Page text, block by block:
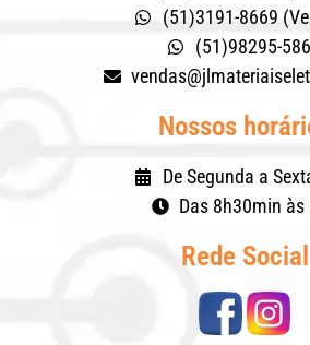
(51)3191-8669
(51)98295-
Nossos
De Segunda a
Das 8h30min às
Rede Social